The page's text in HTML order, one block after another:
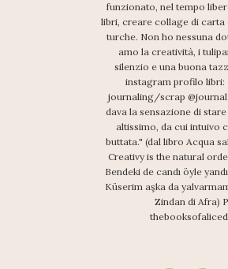
funzionato, nel tempo
libri, creare collage di carta
turche. Non ho nessuna
amo la creatività, i
silenzio e una buona
instagram profilo libri:
journaling/scrap
dava la sensazione di
altissimo, da cui intuivo
buttata." (dal libro Acqua
Creativy is the natural
Bendeki de candı öyle
Küserim aşka da
Zindan di Afra)